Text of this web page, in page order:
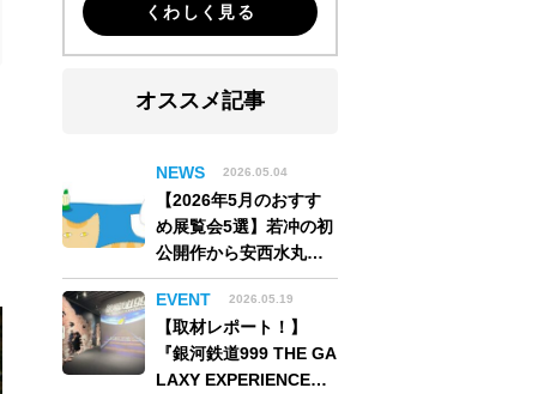
くわしく見る
オススメ記事
NEWS 2026.05.04
【2026年5月のおすす
め展覧会5選】若冲の初
公開作から安西水丸の
世界、そしてゴッホ
《夜のカフェテラス》
まで
EVENT 2026.05.19
【取材レポート！】
『銀河鉄道999 THE GA
LAXY EXPERIENCE